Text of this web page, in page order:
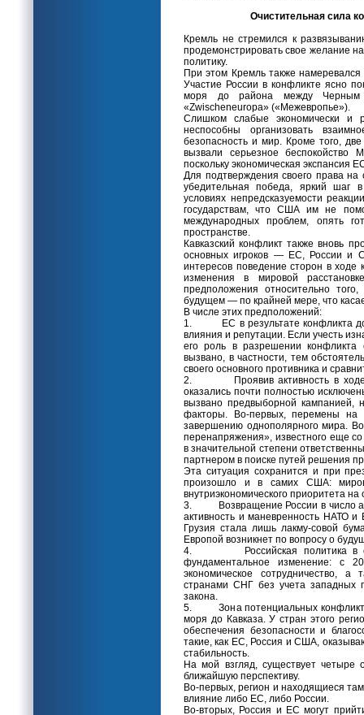
Очистительная сила
Кремль не стремился к
продемонстрировать свое желание
политику.
При этом Кремль также
Участие России в конфликте ясно
моря до района между Черным
«Zwischeneuropa» («Межевропье»).
Слишком слабые экономически и
неспособны организовать
безопасность и мир. Кроме того,
вызвали серьезное
поскольку экономическая экспансия
Для подтверждения своего права
убедительная победа, яркий шаг
условиях непредсказуемости
государствам, что США им не
международных проблем, опять
пространстве.
Кавказский конфликт также вновь
основных игроков — ЕС, России и
интересов поведение сторон в ходе
изменения в мировой
предположения относительно
будущем — по крайней мере, что
В числе этих предположений:
1. ЕС в результате конфликта
влияния и репутации. Если учесть
его роль в разрешении конфликта
вызвано, в частности, тем
своего основного противника и
2. Проявив активность в ходе
оказались почти полностью
вызвано предвыборной кампанией,
факторы. Во-первых, перемены на
завершению однополярного мира.
перенапряжения», известного еще
в значительной степени
партнером в поиске путей решения
Эта ситуация сохранится и при
произошло и в самих США:
внутриэкономического приоритета
3. Возвращение России в число
активность и маневренность НАТО
Грузия стала лишь лакму-совой
Европой возникнет по вопросу о
4. Российская политика в
фундаментальное изменение: с
экономическое сотрудничество, а
странами СНГ без учета западных
закона.
5. Зона потенциальных
моря до Кавказа. У стран этого
обеспечения безопасности и
такие, как ЕС, Россия и США,
стабильность.
На мой взгляд, существует четыре
ближайшую перспективу.
Во-первых, регион и находящиеся
влияние либо ЕС, либо России.
Во-вторых, Россия и ЕС могут